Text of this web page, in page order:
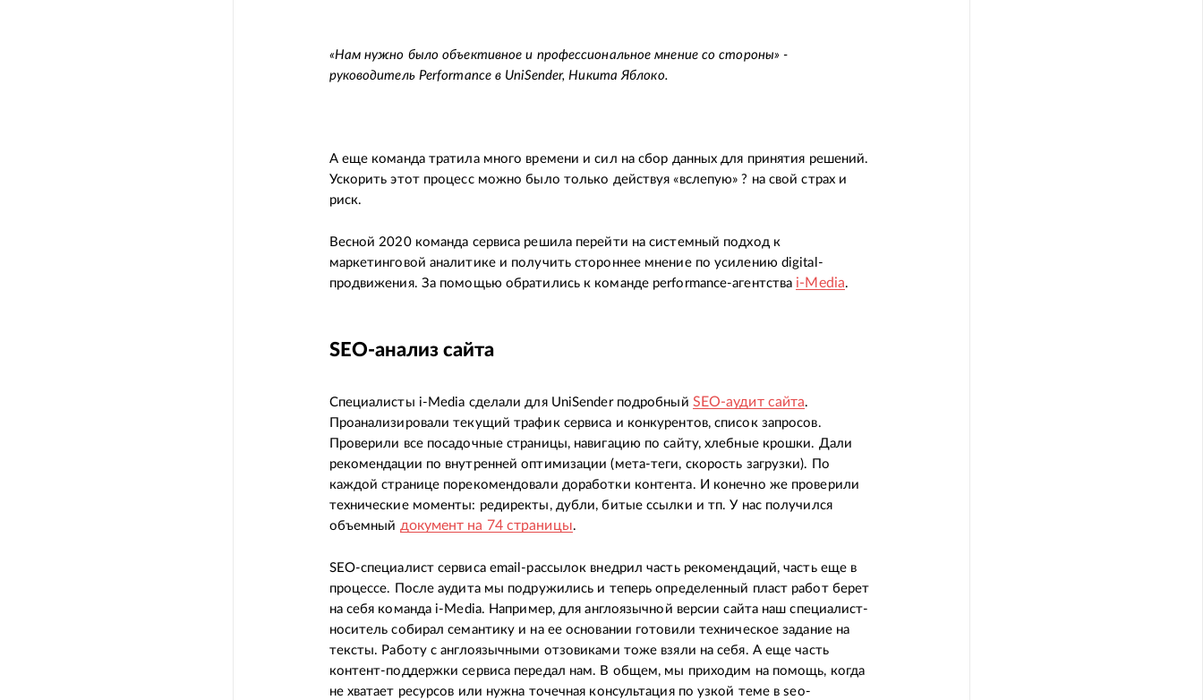
«Нам нужно было объективное и профессиональное мнение со стороны» -
руководитель Performance в UniSender, Никита Яблоко.
А еще команда тратила много времени и сил на сбор данных для принятия решений.
Ускорить этот процесс можно было только действуя «вслепую» ? на свой страх и
риск.
Весной 2020 команда сервиса решила перейти на системный подход к
маркетинговой аналитике и получить стороннее мнение по усилению digital-
продвижения. За помощью обратились к команде performance-агентства i-Media.
SEO-анализ сайта
Специалисты i-Media сделали для UniSender подробный SEO-аудит сайта.
Проанализировали текущий трафик сервиса и конкурентов, список запросов.
Проверили все посадочные страницы, навигацию по сайту, хлебные крошки. Дали
рекомендации по внутренней оптимизации (мета-теги, скорость загрузки). По
каждой странице порекомендовали доработки контента. И конечно же проверили
технические моменты: редиректы, дубли, битые ссылки и тп. У нас получился
объемный документ на 74 страницы.
SEO-специалист сервиса email-рассылок внедрил часть рекомендаций, часть еще в
процессе. После аудита мы подружились и теперь определенный пласт работ берет
на себя команда i-Media. Например, для англоязычной версии сайта наш специалист-
носитель собирал семантику и на ее основании готовили техническое задание на
тексты. Работу с англоязычными отзовиками тоже взяли на себя. А еще часть
контент-поддержки сервиса передал нам. В общем, мы приходим на помощь, когда
не хватает ресурсов или нужна точечная консультация по узкой теме в seo-